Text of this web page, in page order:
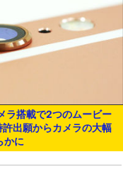
ラ搭載で2つのムービー
出願からカメラの大幅
かに